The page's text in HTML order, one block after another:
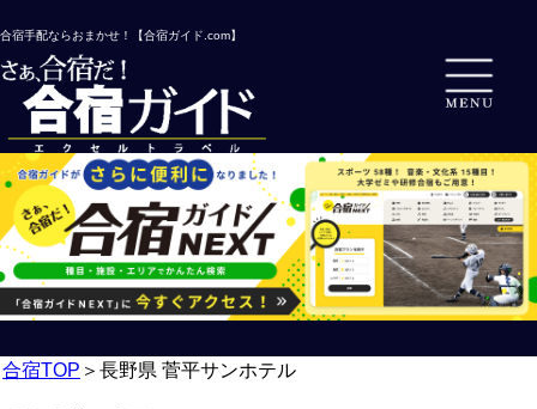
合宿手配ならおまかせ！【合宿ガイド.com】
合宿TOP ＞ 長野県 菅平サンホテル